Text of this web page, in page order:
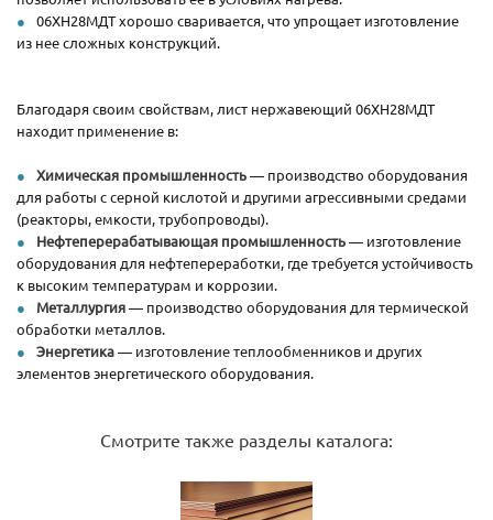
06ХН28МДТ хорошо сваривается, что упрощает изготовление
из нее сложных конструкций.
Благодаря своим свойствам, лист нержавеющий 06ХН28МДТ
находит применение в:
Химическая промышленность— производство оборудования
для работы с серной кислотой и другими агрессивными средами
(реакторы, емкости, трубопроводы).
Нефтеперерабатывающая промышленность— изготовление
оборудования для нефтепереработки, где требуется устойчивость
к высоким температурам и коррозии.
Металлургия— производство оборудования для термической
обработки металлов.
Энергетика— изготовление теплообменников и других
элементов энергетического оборудования.
Смотрите также разделы каталога: